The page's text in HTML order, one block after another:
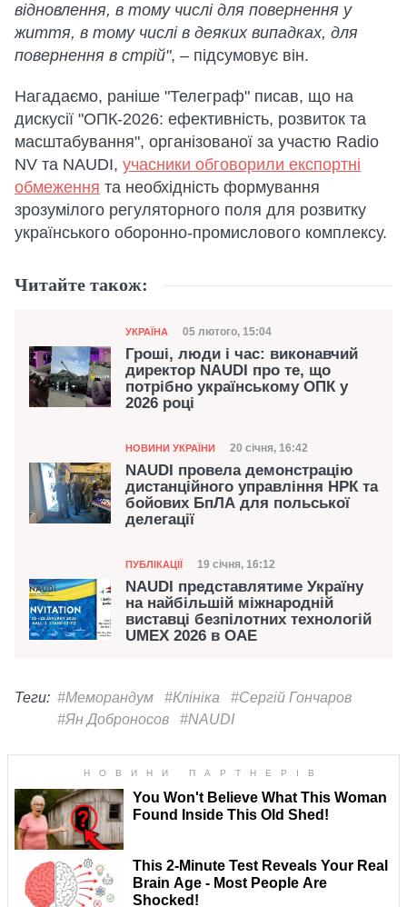
відновлення, в тому числі для повернення у
життя, в тому числі в деяких випадках, для
повернення в стрій", – підсумовує він.
Нагадаємо, раніше "Телеграф" писав, що на
дискусії "ОПК-2026: ефективність, розвиток та
масштабування", організованої за участю Radio
NV та NAUDI, учасники обговорили експортні
обмеження та необхідність формування
зрозумілого регуляторного поля для розвитку
українського оборонно-промислового комплексу.
Читайте також:
Категорія
УКРАЇНА Дата публікації
05 лютого, 15:04
Гроші, люди і час: виконавчий
директор NAUDI про те, що
потрібно українському ОПК у
2026 році
Категорія
НОВИНИ УКРАЇНИ Дата публікації
20 січня, 16:42
NAUDI провела демонстрацію
дистанційного управління НРК та
бойових БпЛА для польської
делегації
Категорія
ПУБЛІКАЦІЇ Дата публікації
19 січня, 16:12
NAUDI представлятиме Україну
на найбільшій міжнародній
виставці безпілотних технологій
UMEX 2026 в ОАЕ
Теги: #Меморандум #Клініка
#Сергій Гончаров
#Ян Доброносов
#NAUDI